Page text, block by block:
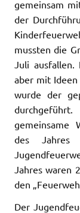
gemeinsam
der
mussten die
Juli
aber mit Ideen
wurde der
gemeinsame
des
Jahres waren
den
Der